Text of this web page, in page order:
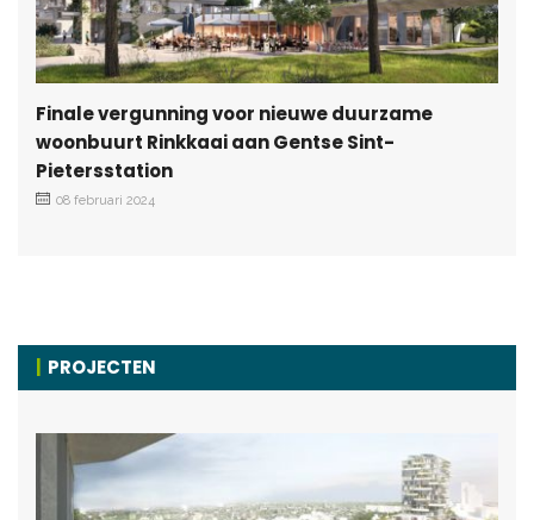
Finale vergunning voor nieuwe duurzame
woonbuurt Rinkkaai aan Gentse Sint-
Pietersstation
08 februari 2024
PROJECTEN